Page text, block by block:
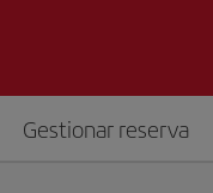
Gestionar reserva